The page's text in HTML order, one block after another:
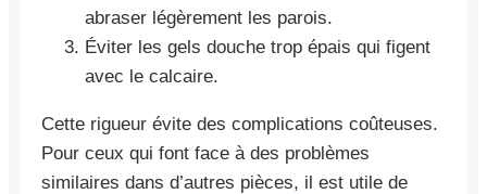
abraser légèrement les parois.
Éviter les gels douche trop épais qui figent
avec le calcaire.
Cette rigueur évite des complications coûteuses.
Pour ceux qui font face à des problèmes
similaires dans d’autres pièces, il est utile de